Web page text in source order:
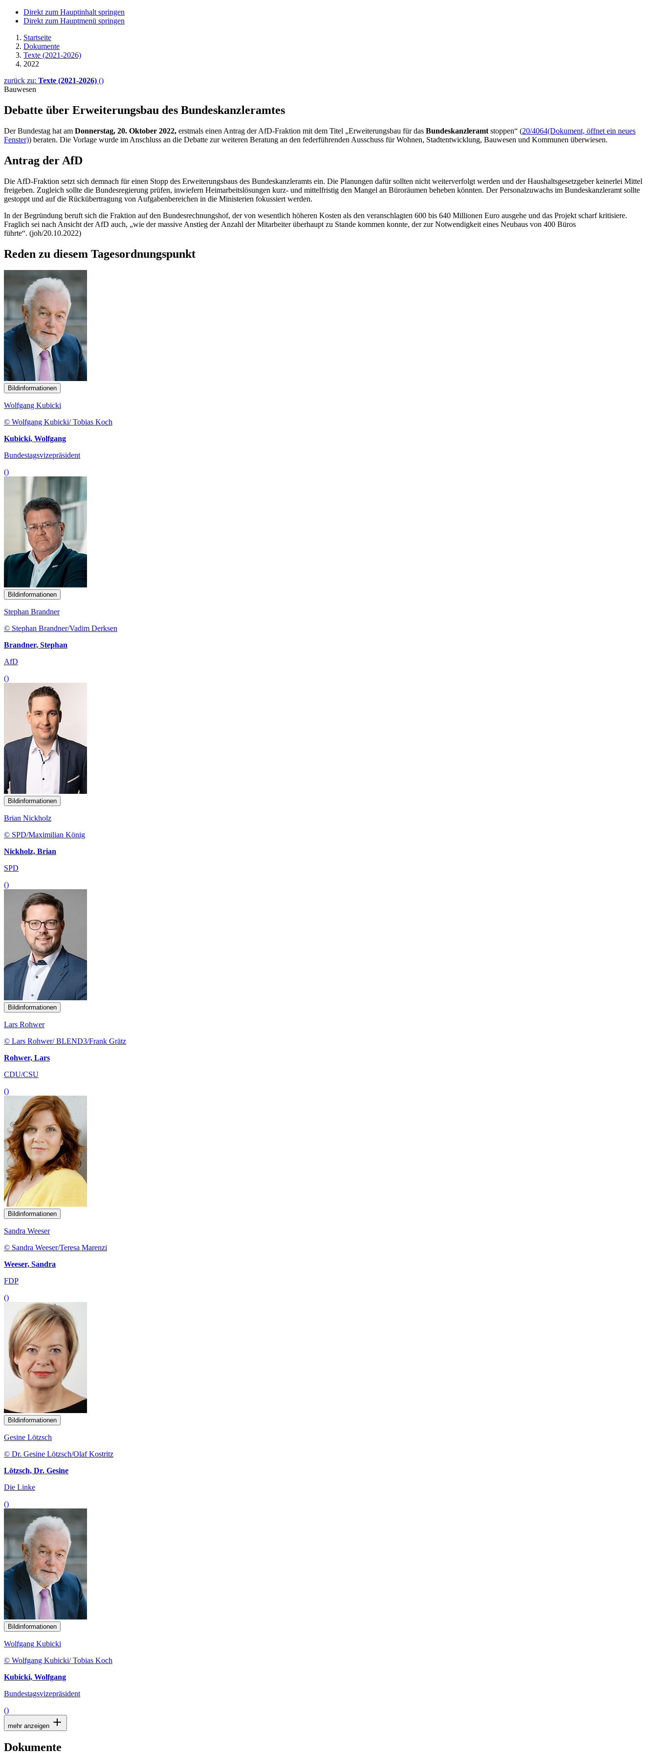
Direkt zum Hauptinhalt springen
Direkt zum Hauptmenü springen
Startseite
Dokumente
Texte (2021-2026)
2022
zurück zu: Texte (2021-2026) ()
Bauwesen
Debatte über Erweiterungs­bau des Bundes­kanzleramtes
Der Bundestag hat am Donnerstag, 20. Oktober 2022, erstmals einen Antrag der AfD-Fraktion mit dem Titel „Erweiterungsbau für das Bundeskanzleramt stoppen“ (20/4064(Dokument, öffnet ein neues
Fenster)) beraten. Die Vorlage wurde im Anschluss an die Debatte zur weiteren Beratung an den federführenden Ausschuss für Wohnen, Stadtentwicklung, Bauwesen und Kommunen überwiesen.
Antrag der AfD
Die AfD-Fraktion setzt sich demnach für einen Stopp des Erweiterungsbaus des Bundeskanzleramts ein. Die Planungen dafür sollten nicht weiterverfolgt werden und der Haushaltsgesetzgeber keinerlei Mittel
freigeben. Zugleich sollte die Bundesregierung prüfen, inwiefern Heimarbeitslösungen kurz- und mittelfristig den Mangel an Büroräumen beheben könnten. Der Personalzuwachs im Bundeskanzleramt sollte
gestoppt und auf die Rückübertragung von Aufgabenbereichen in die Ministerien fokussiert werden.
In der Begründung beruft sich die Fraktion auf den Bundesrechnungshof, der von wesentlich höheren Kosten als den veranschlagten 600 bis 640 Millionen Euro ausgehe und das Projekt scharf kritisiere.
Fraglich sei nach Ansicht der AfD auch, „wie der massive Anstieg der Anzahl der Mitarbeiter überhaupt zu Stande kommen konnte, der zur Notwendigkeit eines Neubaus von 400 Büros
führte“. (joh/20.10.2022)
Reden zu diesem Tagesordnungspunkt
Bildinformationen
Wolfgang Kubicki
© Wolfgang Kubicki/ Tobias Koch
Kubicki, Wolfgang
Bundestagsvizepräsident
()
Bildinformationen
Stephan Brandner
© Stephan Brandner/Vadim Derksen
Brandner, Stephan
AfD
()
Bildinformationen
Brian Nickholz
© SPD/Maximilian König
Nickholz, Brian
SPD
()
Bildinformationen
Lars Rohwer
© Lars Rohwer/ BLEND3/Frank Grätz
Rohwer, Lars
CDU/CSU
()
Bildinformationen
Sandra Weeser
© Sandra Weeser/Teresa Marenzi
Weeser, Sandra
FDP
()
Bildinformationen
Gesine Lötzsch
© Dr. Gesine Lötzsch/Olaf Kostritz
Lötzsch, Dr. Gesine
Die Linke
()
Bildinformationen
Wolfgang Kubicki
© Wolfgang Kubicki/ Tobias Koch
Kubicki, Wolfgang
Bundestagsvizepräsident
()
mehr anzeigen
Dokumente